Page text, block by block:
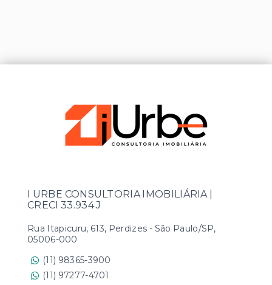
I URBE CONSULTORIA IMOBILIÁRIA |
CRECI 33.934 J
Rua Itapicuru, 613, Perdizes - São Paulo/SP,
05006-000
(11) 98365-3900
(11) 97277-4701